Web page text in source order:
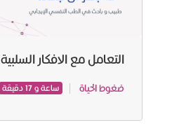
التعامل مع الافكار السلبية
ضغوط الحياة ساعة و 17 دقيقة